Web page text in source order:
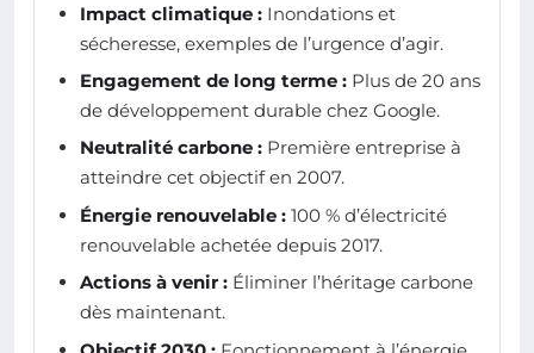
Impact climatique : Inondations et
sécheresse, exemples de l’urgence d’agir.
Engagement de long terme : Plus de 20 ans
de développement durable chez Google.
Neutralité carbone : Première entreprise à
atteindre cet objectif en 2007.
Énergie renouvelable : 100 % d’électricité
renouvelable achetée depuis 2017.
Actions à venir : Éliminer l’héritage carbone
dès maintenant.